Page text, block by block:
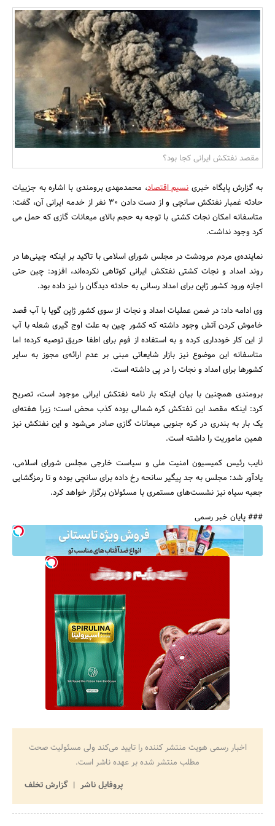
بانک، بیمه و سرمایه
مسکن و ساختمان
جستجو
مقصد نفتکش ایرانی کجا بود؟
به گزارش پایگاه خبرینسیم اقتصاد، محمدمهدی برومندی با اشاره به جزییات
حادثه غمبار نفتکش سانچی و از دست دادن 30 نفر از خدمه ایرانی آن، گفت:
متاسفانه امکان نجات کشتی با توجه به حجم بالای میعانات گازی که حمل می
کرد وجود نداشت.
نماینده‌ی مردم مرودشت در مجلس شورای اسلامی با تاکید بر اینکه چینی‌ها در
روند امداد و نجات کشتی نفتکش ایرانی کوتاهی نکرده‌اند، افزود: چین حتی
اجازه ورود کشور ژاپن برای امداد رسانی به حادثه دیدگان را نیز داده بود.
وی ادامه داد: در ضمن عملیات امداد و نجات از سوی کشور ژاپن گویا با آب قصد
خاموش کردن آتش وجود داشته که کشور چین به علت اوج گیری شعله با آب
از این کار خودداری کرده و به استفاده از فوم برای اطفا حریق توصیه کرده؛ اما
متاسفانه این موضوع نیز بازار شایعاتی مبنی بر عدم ارائه‌ی مجوز به سایر
کشورها برای امداد و نجات را در پی داشته است.
برومندی همچنین با بیان اینکه بار نامه نفتکش ایرانی موجود است، تصریح
کرد: اینکه مقصد این نفتکش کره شمالی بوده کذب محض است؛ زیرا هفته‌ای
یک بار به بندری در کره جنوبی میعانات گازی صادر می‌شود و این نفتکش نیز
همین ماموریت را داشته است.
نایب رئیس کمیسیون امنیت ملی و سیاست خارجی مجلس شورای اسلامی،
یادآور شد: مجلس به جد پیگیر سانحه رخ داده برای سانچی بوده و تا رمزگشایی
جعبه سیاه نیز نشست‌های مستمری با مسئولان برگزار خواهد کرد.
### پایان خبر رسمی
اخبار رسمی هویت منتشر کننده را تایید می‌کند ولی مسئولیت صحت
مطلب منتشر شده بر عهده ناشر است.
پروفایل ناشر
گزارش تخلف